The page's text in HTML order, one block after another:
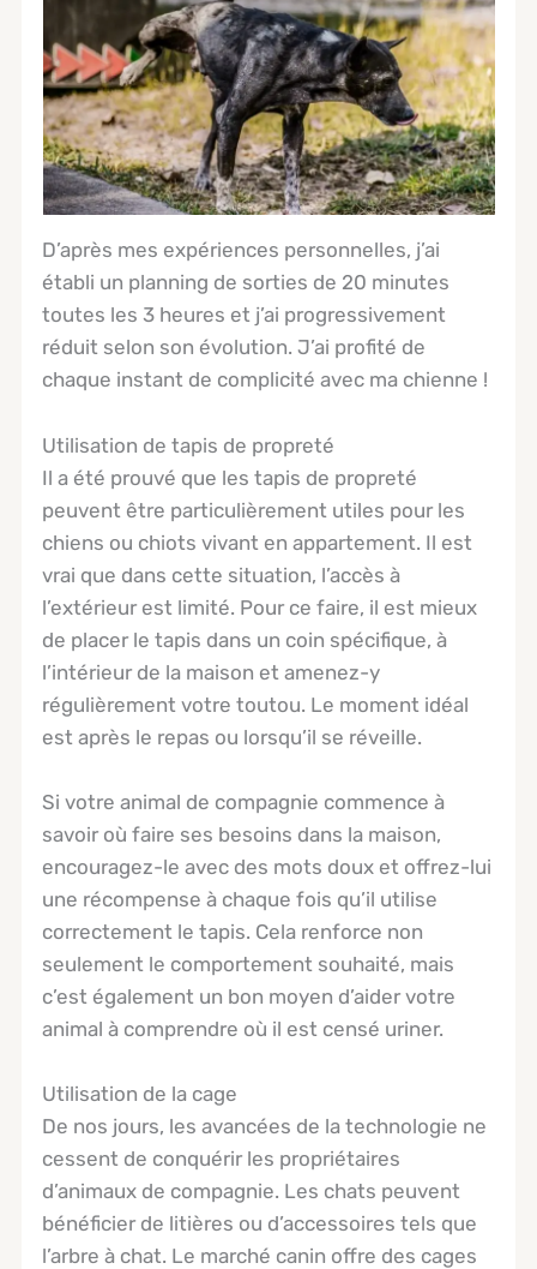
D’après mes expériences personnelles, j’ai
établi un planning de sorties de 20 minutes
toutes les 3 heures et j’ai progressivement
réduit selon son évolution. J’ai profité de
chaque instant de complicité avec ma chienne !
Utilisation de tapis de propreté
Il a été prouvé que les tapis de propreté
peuvent être particulièrement utiles pour les
chiens ou chiots vivant en appartement. Il est
vrai que dans cette situation, l’accès à
l’extérieur est limité. Pour ce faire, il est mieux
de placer le tapis dans un coin spécifique, à
l’intérieur de la maison et amenez-y
régulièrement votre toutou. Le moment idéal
est après le repas ou lorsqu’il se réveille.
Si votre animal de compagnie commence à
savoir où faire ses besoins dans la maison,
encouragez-le avec des mots doux et offrez-lui
une récompense à chaque fois qu’il utilise
correctement le tapis. Cela renforce non
seulement le comportement souhaité, mais
c’est également un bon moyen d’aider votre
animal à comprendre où il est censé uriner.
Utilisation de la cage
De nos jours, les avancées de la technologie ne
cessent de conquérir les propriétaires
d’animaux de compagnie. Les chats peuvent
bénéficier de litières ou d’accessoires tels que
l’arbre à chat. Le marché canin offre des cages